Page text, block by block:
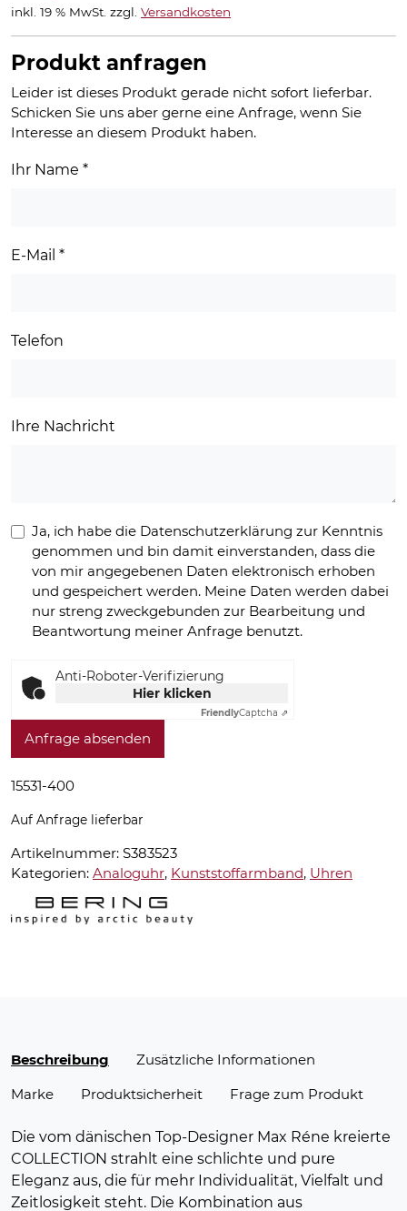
inkl. 19 % MwSt. zzgl. Versandkosten
Produkt anfragen
Leider ist dieses Produkt gerade nicht sofort lieferbar.
Schicken Sie uns aber gerne eine Anfrage, wenn Sie
Interesse an diesem Produkt haben.
Ihr Name *
E-Mail *
Telefon
Ihre Nachricht
Ja, ich habe die Datenschutzerklärung zur Kenntnis
genommen und bin damit einverstanden, dass die
von mir angegebenen Daten elektronisch erhoben
und gespeichert werden. Meine Daten werden dabei
nur streng zweckgebunden zur Bearbeitung und
Beantwortung meiner Anfrage benutzt.
Anti-Roboter-Verifizierung
Hier klicken
FriendlyCaptcha ⇗
Anfrage absenden
15531-400
Auf Anfrage lieferbar
Artikelnummer: S383523
Kategorien: Analoguhr, Kunststoffarmband, Uhren
Beschreibung
Zusätzliche Informationen
Marke
Produktsicherheit Frage zum Produkt
Die vom dänischen Top-Designer Max Réne kreierte
COLLECTION strahlt eine schlichte und pure
Eleganz aus, die für mehr Individualität, Vielfalt und
Zeitlosigkeit steht. Die Kombination aus